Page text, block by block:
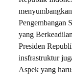
Pengembangan
yang
Presiden
insfrastruktur
Aspek yang